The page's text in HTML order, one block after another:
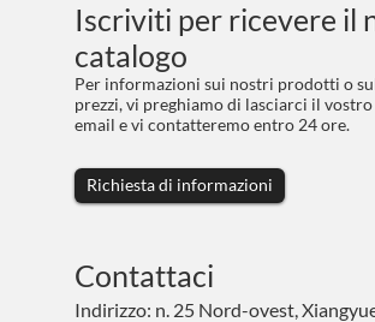
Iscriviti per ricevere il
catalogo
Per informazioni sui nostri prodotti o
prezzi, vi preghiamo di lasciarci il
email e vi contatteremo entro 24 ore.
Richiesta di informazioni
Contattaci
Indirizzo: n. 25 Nord-ovest,